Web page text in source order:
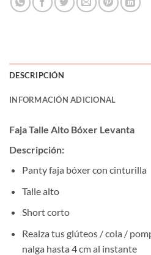
DESCRIPCIÓN
INFORMACIÓN ADICIONAL
Faja Talle Alto Bóxer Levanta
Descripción:
Panty faja bóxer con cinturilla
Talle alto
Short corto
Realza tus glúteos / cola /
nalga hasta 4 cm al instante